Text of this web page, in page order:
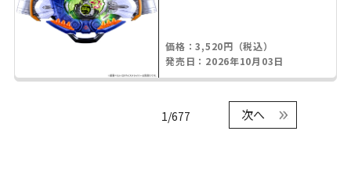
価格：3,520円（税込）
発売日：2026年10月03日
1/677 次へ